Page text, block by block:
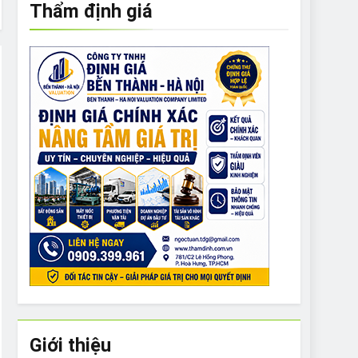
to What Bulldogs Can (and can’t) Eat
Run Long Distances?
I Need to Groom My Bulldog
Thẩm định giá
Giới thiệu